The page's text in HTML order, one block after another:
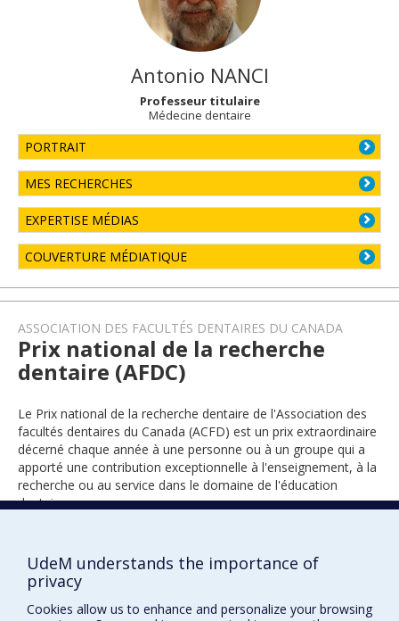
Antonio NANCI
Professeur titulaire
Médecine dentaire
PORTRAIT
MES RECHERCHES
EXPERTISE MÉDIAS
COUVERTURE MÉDIATIQUE
ASSOCIATION DES FACULTÉS DENTAIRES DU CANADA
Prix national de la recherche
dentaire (AFDC)
Le Prix national de la recherche dentaire de l'Association des
facultés dentaires du Canada (ACFD) est un prix extraordinaire
décerné chaque année à une personne ou à un groupe qui a
apporté une contribution exceptionnelle à l'enseignement, à la
recherche ou au service dans le domaine de l'éducation
dentaire
UdeM understands the importance of
privacy
Cookies allow us to enhance and personalize your browsing